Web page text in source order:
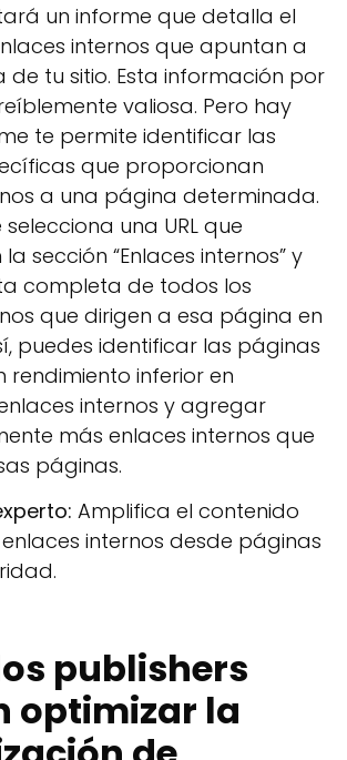
un informe que detalla el
internos que apuntan a
tu sitio. Esta información por
valiosa. Pero hay
te permite identificar las
que proporcionan
a una página determinada.
una URL que
sección “Enlaces internos” y
completa de todos los
que dirigen a esa página en
puedes identificar las páginas
rendimiento inferior en
internos y agregar
más enlaces internos que
páginas.
Amplifica el contenido
internos desde páginas
publishers
optimizar la